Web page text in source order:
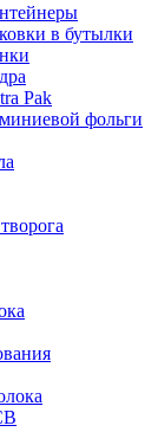
в бутылки
Pak
фольги